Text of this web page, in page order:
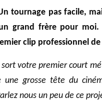
tournage pas facile,
grand frère pour moi.
clip professionnel
sort votre premier court
une grosse tête du
nous un peu de ce